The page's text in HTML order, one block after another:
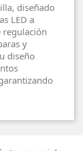
diseñado
LED a
regulación
y
diseño